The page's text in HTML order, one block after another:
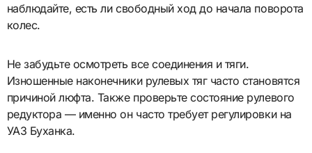
наблюдайте, есть ли свободный ход до начала поворота
колес.
Не забудьте осмотреть все соединения и тяги.
Изношенные наконечники рулевых тяг часто становятся
причиной люфта. Также проверьте состояние рулевого
редуктора — именно он часто требует регулировки на
УАЗ Буханка.